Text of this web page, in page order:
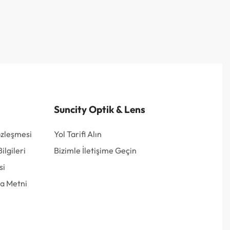
Metni
Suncity Optik & Lens
Yol Tarifi Alın
Bizimle İletişime Geçin